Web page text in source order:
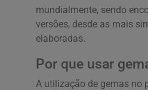
mundialmente, sendo
versões, desde as mais
elaboradas.
Por que usar
A utilização de gemas no